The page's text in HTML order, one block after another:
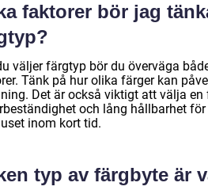
faktorer bör jag
väljer färgtyp bör du överväga
Tänk på hur olika färger kan
Det är också viktigt att välja en
och lång hållbarhet
inom kort tid.
typ av färgbyte är